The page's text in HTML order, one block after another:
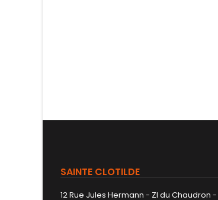
SAINTE CLOTILDE
12 Rue Jules Hermann - ZI du Chaudron